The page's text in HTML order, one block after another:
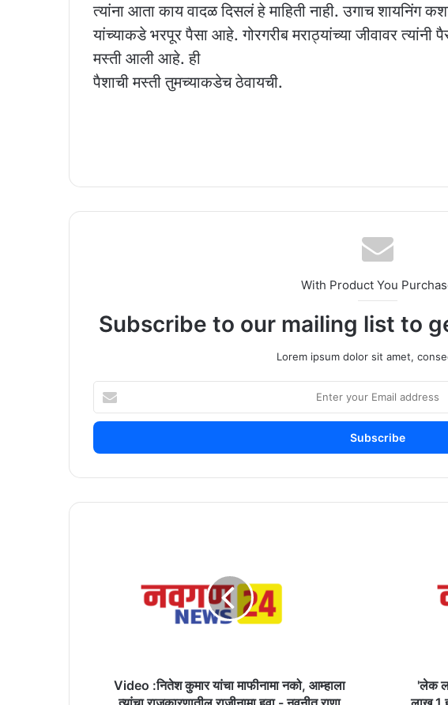
त्यांना आता काय वादळ दिसलं हे माहिती नाही. उगाच शायनिंग
यांच्याकडे भरपूर पैसा आहे. गोरगरीब मराठ्यांच्या जीवावर त्यांनी
मस्ती आली आहे. ही
पैशाची मस्ती तुमच्याकडेच ठेवायची.
With Product You
Subscribe to our mailing list to
Lorem ipsum dolor sit amet,
your
Email
राजीनामाVideo :नितेश कुमार यांचा माफीनामा नको, आम्हाला
'लेक